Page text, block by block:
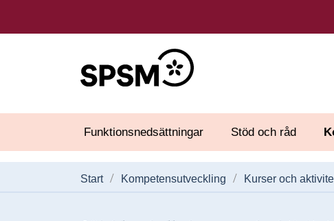
Funktionsnedsättningar Stöd och råd
Start Kompetensutveckling Kurser och